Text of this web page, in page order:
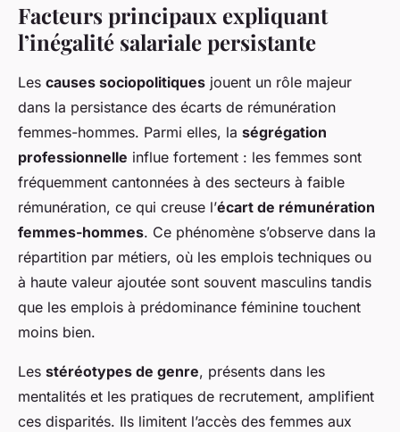
Facteurs principaux expliquant
l’inégalité salariale persistante
Les causes sociopolitiques jouent un rôle majeur
dans la persistance des écarts de rémunération
femmes-hommes. Parmi elles, la ségrégation
professionnelle influe fortement : les femmes sont
fréquemment cantonnées à des secteurs à faible
rémunération, ce qui creuse l’écart de rémunération
femmes-hommes. Ce phénomène s’observe dans la
répartition par métiers, où les emplois techniques ou
à haute valeur ajoutée sont souvent masculins tandis
que les emplois à prédominance féminine touchent
moins bien.
Les stéréotypes de genre, présents dans les
mentalités et les pratiques de recrutement, amplifient
ces disparités. Ils limitent l’accès des femmes aux